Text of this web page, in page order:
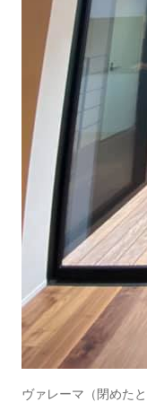
ヴァレーマ（閉めた